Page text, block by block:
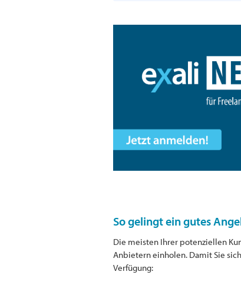
So gelingt ein gutes
Die meisten Ihrer potenziellen
Anbietern einholen. Damit Sie
Verfügung: